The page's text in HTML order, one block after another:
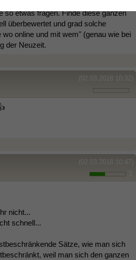
so etwas fragen. Finde diese ganzen
überbewertet und grad solche
online und mit wem" (genau wie bei
der Neuzeit.
(02.03.2018 10:32)
(02.03.2018 10:47)
nicht...
schnell...
Sätze, wie man sich
weil man sich den ganzen